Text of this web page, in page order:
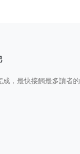
，最快接觸最多讀者的